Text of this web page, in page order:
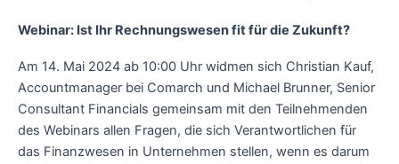
Webinar: Ist Ihr Rechnungswesen fit für die Zukunft?
Am 14. Mai 2024 ab 10:00 Uhr widmen sich Christian Kauf,
Accountmanager bei Comarch und Michael Brunner, Senior
Consultant Financials gemeinsam mit den Teilnehmenden
des Webinars allen Fragen, die sich Verantwortlichen für
das Finanzwesen in Unternehmen stellen, wenn es darum